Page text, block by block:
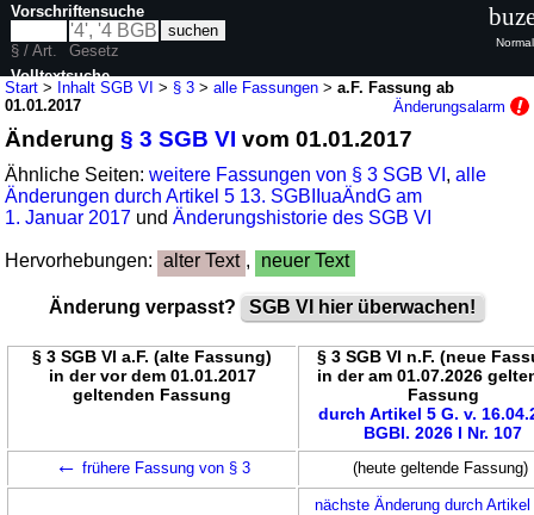
Start > Inhalt SGB VI > § 3 >alle Fassungen >a.F. Fassung ab
01.01.2017
Änderungsalarm
Änderung§ 3 SGB VI vom 01.01.2017
Ähnliche Seiten:weitere Fassungen von § 3 SGB VI ,alle
Änderungen durch Artikel 5 13. SGBIIuaÄndG am
1. Januar 2017 undÄnderungshistorie des SGB VI
Hervorhebungen: alter Text , neuer Text
Änderung verpasst? SGB VI hier überwachen!
§ 3 SGB VI a.F. (alte Fassung)
in der vor dem 01.01.2017
geltenden Fassung
§ 3 SGB VI n.F. (neue
in der am 01.07.2026
Fassung
durch Artikel 5 G. v.
BGBl. 2026 I Nr. 107
← frühere Fassung von § 3 (heute geltende Fassung)
nächste Änderung durch
Vorschriftensuche
§ / Art.
Gesetz
Volltextsuche